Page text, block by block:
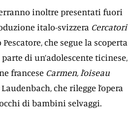
inoltre presentati fuori
italo-svizzera Cercatori
che segue la scoperta
di un’adolescente ticinese,
francese Carmen, l’oiseau
che rilegge l’opera
di bambini selvaggi.